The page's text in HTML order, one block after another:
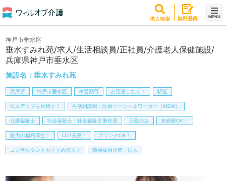
求人検索 無料登録 MENU
垂水すみれ苑/求人/生活相談員/正社員/介護老人保健施設/
兵庫県神戸市垂水区
施設名：垂水すみれ苑
神戸市垂水区
兵庫県 神戸市垂水区 車通勤可 お見逃しなく！ 駅近
収入アップを目指す！ 生活相談員・医療ソーシャルワーカー（MSW）
介護福祉士 社会福祉士・社会福祉主事任用 日勤のみ 未経験OK！
魅力の福利厚生！ OJT充実！ ブランクOK！
コンサルタントおすすめ求人！ 積極採用企業・法人